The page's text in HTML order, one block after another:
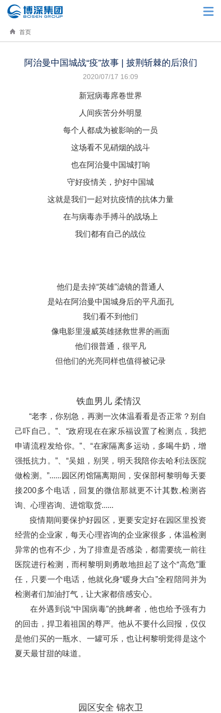
首页
阿治曼中国城战“疫”故事 | 披荆斩棘的后浪们
2020/07/17 16:09
新冠病毒席卷世界
人间疾苦分外明显
每个人都成为被影响的一员
这场看不见硝烟的战斗
也在阿治曼中国城打响
守好疫情关，护好中国城
这就是我们一起对抗疫情的抗体力量
在与病毒赤手搏斗的战场上
我们都有自己的战位
他们是去掉“英雄”滤镜的普通人
是站在阿治曼中国城身后的平凡面孔
我们看不到他们
像电影里漫威英雄拯救世界的画面
他们很普通，很平凡
但他们的光亮同样也值得被记录
铁血男儿 柔情汉
“老李，你别急，再测一次体温看看是否正常？别自
己吓自己。”、“政府现在在家乐福设置了检测点，我把
申请流程发给你。”、“在家隔离多运动，多喝牛奶，增
强抵抗力。”、“吴姐，别哭，明天我陪你去哈利法医院
做检测。”......园区闭馆隔离期间，安保部柯黎明每天要
接200多个电话，回复的微信那就更不计其数,检测咨
询、心理咨询、进馆取货......
疫情期间要保护好园区，更要安定好在园区里投资
经营的企业家，每天心理咨询的企业家很多，体温检测
异常的也有不少，为了排查是否感染，都需要统一前往
医院进行检测，而柯黎明则勇敢地担起了这个“高危”重
任，只要一个电话，他就化身“暖身大白”全程陪同并为
检测者们加油打气，让大家都倍感安心。
在外遇到说“中国病毒”的挑衅者，他也给予强有力
的回击，捍卫着祖国的尊严。他从不要什么回报，仅仅
是他们买的一瓶水、一罐可乐，也让柯黎明觉得是这个
夏天最甘甜的味道。
园区安全 锦衣卫